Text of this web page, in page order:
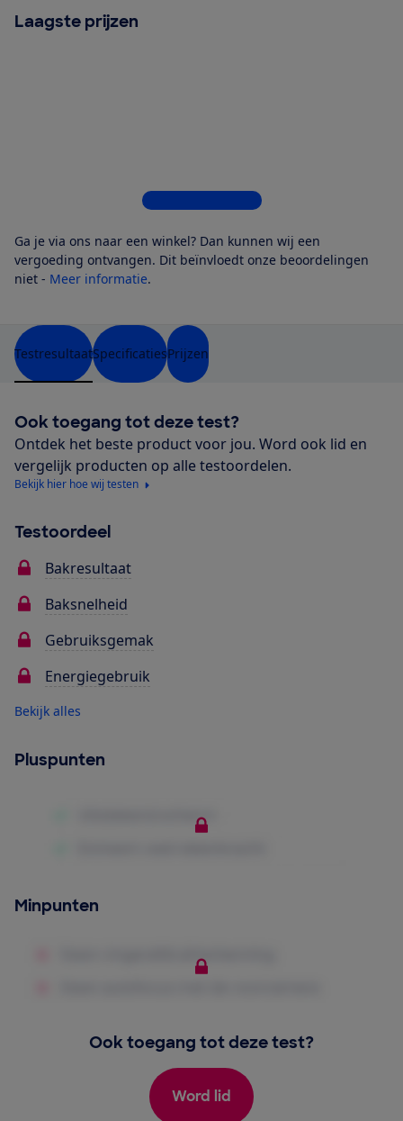
Laagste prijzen
Bekijk alle 7 winkels
Ga je via ons naar een winkel? Dan kunnen wij een
vergoeding ontvangen. Dit beïnvloedt onze beoordelingen
niet - Meer informatie.
TestresultaatSpecificatiesPrijzen
Ook toegang tot deze test?
Ontdek het beste product voor jou. Word ook lid en
vergelijk producten op alle testoordelen.
Bekijk hier hoe wij testen
Testoordeel
Bakresultaat
Baksnelheid
Gebruiksgemak
Energiegebruik
Bekijk alles
Pluspunten
Minpunten
Ook toegang tot deze test?
Word lid